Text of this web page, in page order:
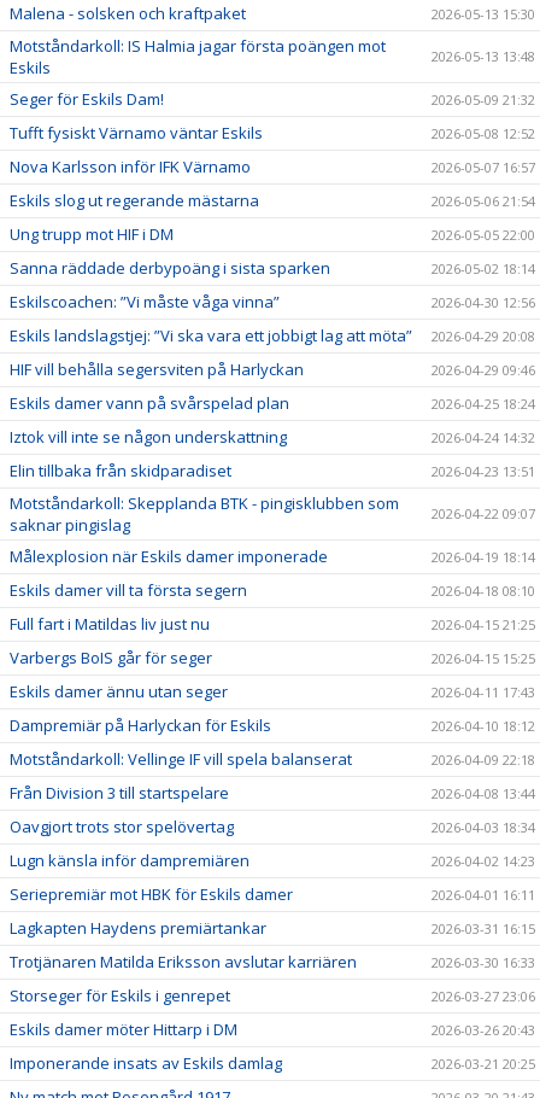
Malena - solsken och kraftpaket 2026-05-13 15:30
Motståndarkoll: IS Halmia jagar första poängen mot
Eskils
2026-05-13 13:48
Seger för Eskils Dam! 2026-05-09 21:32
Tufft fysiskt Värnamo väntar Eskils 2026-05-08 12:52
Nova Karlsson inför IFK Värnamo 2026-05-07 16:57
Eskils slog ut regerande mästarna 2026-05-06 21:54
Ung trupp mot HIF i DM 2026-05-05 22:00
Sanna räddade derbypoäng i sista sparken 2026-05-02 18:14
Eskilscoachen: ”Vi måste våga vinna” 2026-04-30 12:56
Eskils landslagstjej: ”Vi ska vara ett jobbigt lag att möta” 2026-04-29 20:08
HIF vill behålla segersviten på Harlyckan 2026-04-29 09:46
Eskils damer vann på svårspelad plan 2026-04-25 18:24
Iztok vill inte se någon underskattning 2026-04-24 14:32
Elin tillbaka från skidparadiset 2026-04-23 13:51
Motståndarkoll: Skepplanda BTK - pingisklubben som
saknar pingislag
2026-04-22 09:07
Målexplosion när Eskils damer imponerade 2026-04-19 18:14
Eskils damer vill ta första segern 2026-04-18 08:10
Full fart i Matildas liv just nu 2026-04-15 21:25
Varbergs BoIS går för seger 2026-04-15 15:25
Eskils damer ännu utan seger 2026-04-11 17:43
Dampremiär på Harlyckan för Eskils 2026-04-10 18:12
Motståndarkoll: Vellinge IF vill spela balanserat 2026-04-09 22:18
Från Division 3 till startspelare 2026-04-08 13:44
Oavgjort trots stor spelövertag 2026-04-03 18:34
Lugn känsla inför dampremiären 2026-04-02 14:23
Seriepremiär mot HBK för Eskils damer 2026-04-01 16:11
Lagkapten Haydens premiärtankar 2026-03-31 16:15
Trotjänaren Matilda Eriksson avslutar karriären 2026-03-30 16:33
Storseger för Eskils i genrepet 2026-03-27 23:06
Eskils damer möter Hittarp i DM 2026-03-26 20:43
Imponerande insats av Eskils damlag 2026-03-21 20:25